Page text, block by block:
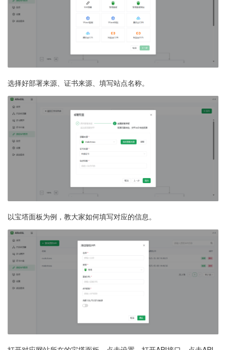
选择好部署来源、证书来源、填写站点名称。
以宝塔面板为例，教大家如何填写对应的信息。